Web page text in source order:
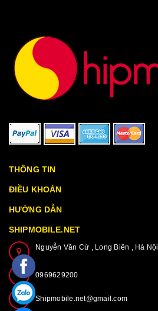
THÔNG TIN
ĐIỀU KHOẢN
HƯỚNG DẪN
SHIPMOBILE.NET
Nguyễn Văn Cừ , Long Biên , Hà Nội
0969629200
Shipmobile.net@gmail.com